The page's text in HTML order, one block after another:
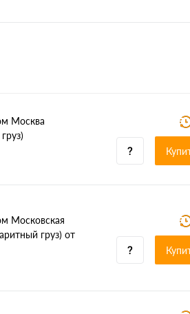
Москва
Московская
груз) от